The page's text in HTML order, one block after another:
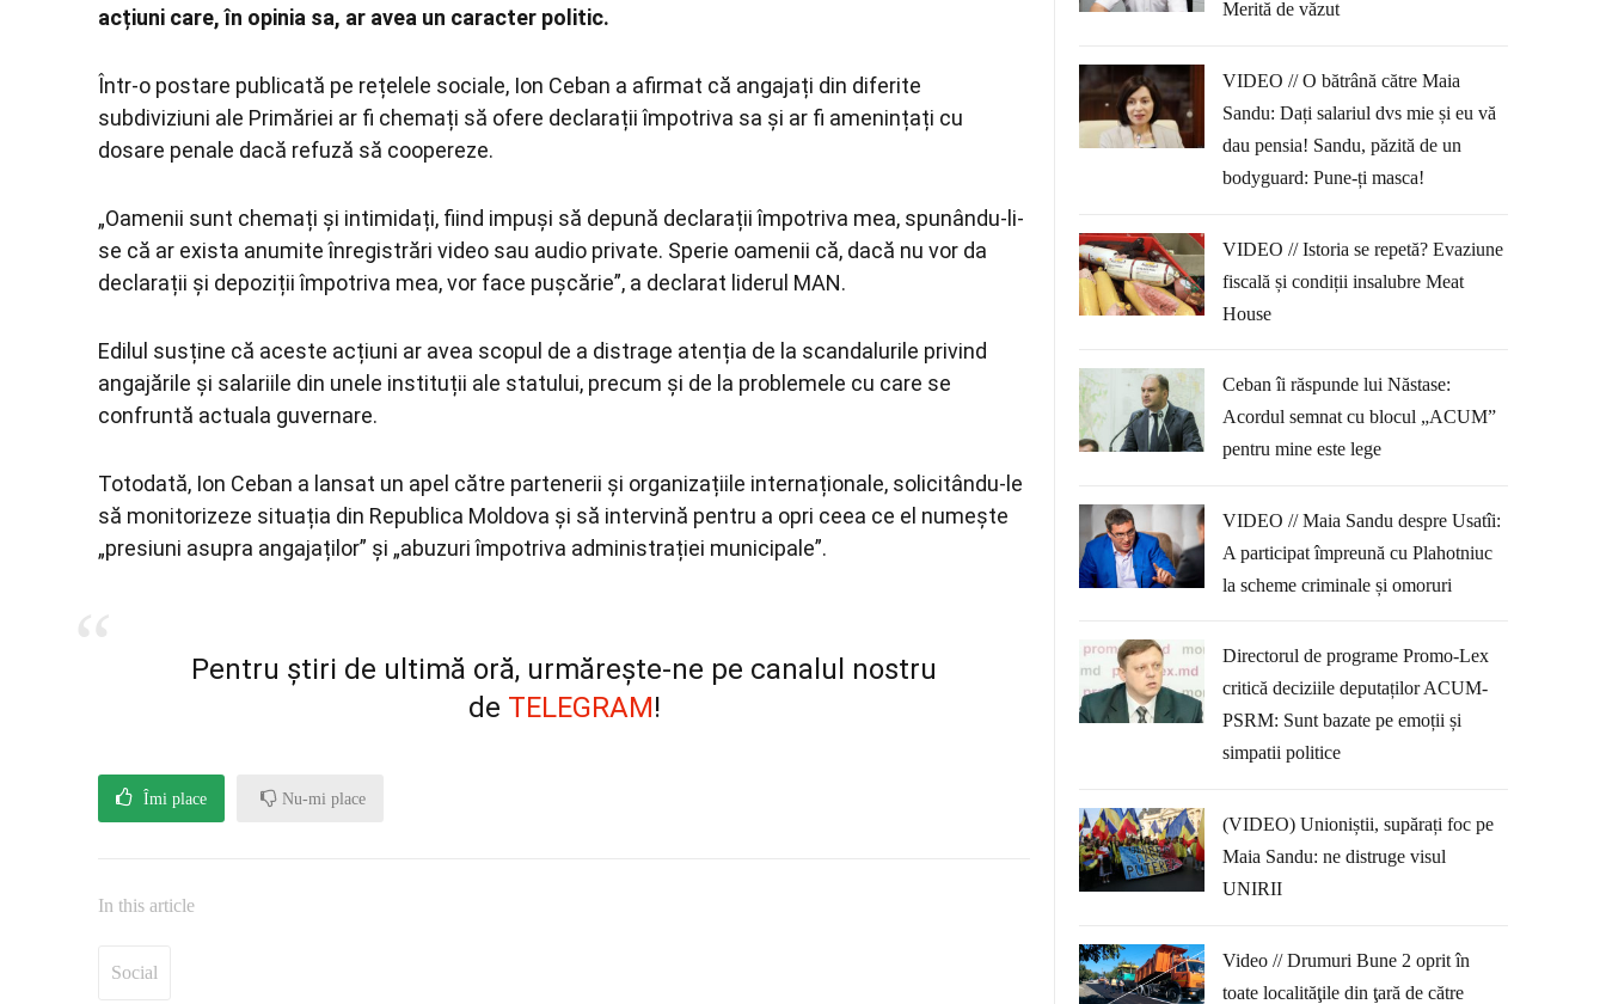
acțiuni care, în opinia sa, ar avea un caracter politic.
Într-o postare publicată pe rețelele sociale, Ion Ceban a afirmat că angajați din diferite
subdiviziuni ale Primăriei ar fi chemați să ofere declarații împotriva sa și ar fi amenințați cu
dosare penale dacă refuză să coopereze.
„Oamenii sunt chemați și intimidați, fiind impuși să depună declarații împotriva mea, spunându-li-
se că ar exista anumite înregistrări video sau audio private. Sperie oamenii că, dacă nu vor da
declarații și depoziții împotriva mea, vor face pușcărie”, a declarat liderul MAN.
Edilul susține că aceste acțiuni ar avea scopul de a distrage atenția de la scandalurile privind
angajările și salariile din unele instituții ale statului, precum și de la problemele cu care se
confruntă actuala guvernare.
Totodată, Ion Ceban a lansat un apel către partenerii și organizațiile internaționale, solicitându-le
să monitorizeze situația din Republica Moldova și să intervină pentru a opri ceea ce el numește
„presiuni asupra angajaților” și „abuzuri împotriva administrației municipale”.
Pentru știri de ultimă oră, urmărește-ne pe canalul nostru
de TELEGRAM!
Îmi place Nu-mi place
In this article
Social
Merită de văzut
VIDEO // O bătrână către Maia
Sandu: Dați salariul dvs mie și eu vă
dau pensia! Sandu, păzită de un
bodyguard: Pune-ți masca!
VIDEO // Istoria se repetă? Evaziune
fiscală și condiții insalubre Meat
House
Ceban îi răspunde lui Năstase:
Acordul semnat cu blocul „ACUM”
pentru mine este lege
VIDEO // Maia Sandu despre Usatîi:
A participat împreună cu Plahotniuc
la scheme criminale și omoruri
Directorul de programe Promo-Lex
critică deciziile deputaților ACUM-
PSRM: Sunt bazate pe emoții și
simpatii politice
(VIDEO) Unioniștii, supărați foc pe
Maia Sandu: ne distruge visul
UNIRII
Video // Drumuri Bune 2 oprit în
toate localităţile din ţară de către